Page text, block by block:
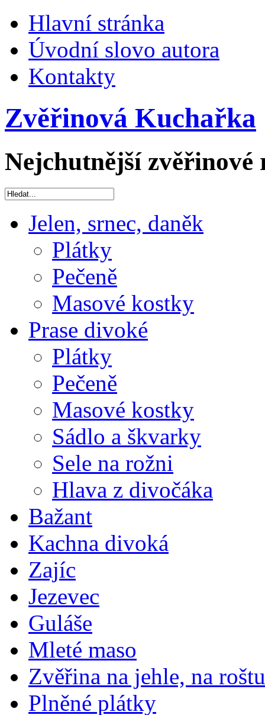
Hlavní stránka
Úvodní slovo autora
Kontakty
Zvěřinová Kuchařka
Nejchutnější zvěřinové
Jelen, srnec, daněk
Plátky
Pečeně
Masové kostky
Prase divoké
Plátky
Pečeně
Masové kostky
Sádlo a škvarky
Sele na rožni
Hlava z divočáka
Bažant
Kachna divoká
Zajíc
Jezevec
Guláše
Mleté maso
Zvěřina na jehle, na roštu
Plněné plátky